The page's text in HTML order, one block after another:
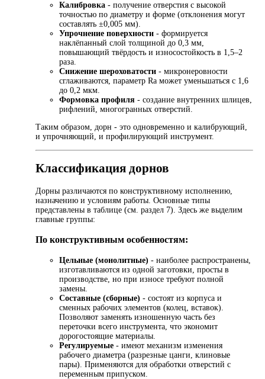
Калибровка - получение отверстия с высокой
точностью по диаметру и форме (отклонения могут
составлять ±0,005 мм).
Упрочнение поверхности - формируется
наклёпанный слой толщиной до 0,3 мм,
повышающий твёрдость и износостойкость в 1,5–2
раза.
Снижение шероховатости - микронеровности
сглаживаются, параметр Ra может уменьшаться с 1,6
до 0,2 мкм.
Формовка профиля - создание внутренних шлицев,
рифлений, многогранных отверстий.
Таким образом, дорн - это одновременно и калибрующий,
и упрочняющий, и профилирующий инструмент.
Классификация дорнов
Дорны различаются по конструктивному исполнению,
назначению и условиям работы. Основные типы
представлены в таблице (см. раздел 7). Здесь же выделим
главные группы:
По конструктивным особенностям:
Цельные (монолитные) - наиболее распространены,
изготавливаются из одной заготовки, просты в
производстве, но при износе требуют полной
замены.
Составные (сборные) - состоят из корпуса и
сменных рабочих элементов (колец, вставок).
Позволяют заменять изношенную часть без
переточки всего инструмента, что экономит
дорогостоящие материалы.
Регулируемые - имеют механизм изменения
рабочего диаметра (разрезные цанги, клиновые
пары). Применяются для обработки отверстий с
переменным припуском.